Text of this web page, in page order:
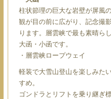
柱状節理の巨⼤な岩壁が屏⾵
観が⽬の前に広がり、記念撮
ります。層雲峡で最も素晴ら
⼤函・⼩函です。
・層雲峡ロープウェイ
軽装で⼤雪⼭登⼭を楽しみた
すめ。
ゴンドラとリフトを乗り継ぎ